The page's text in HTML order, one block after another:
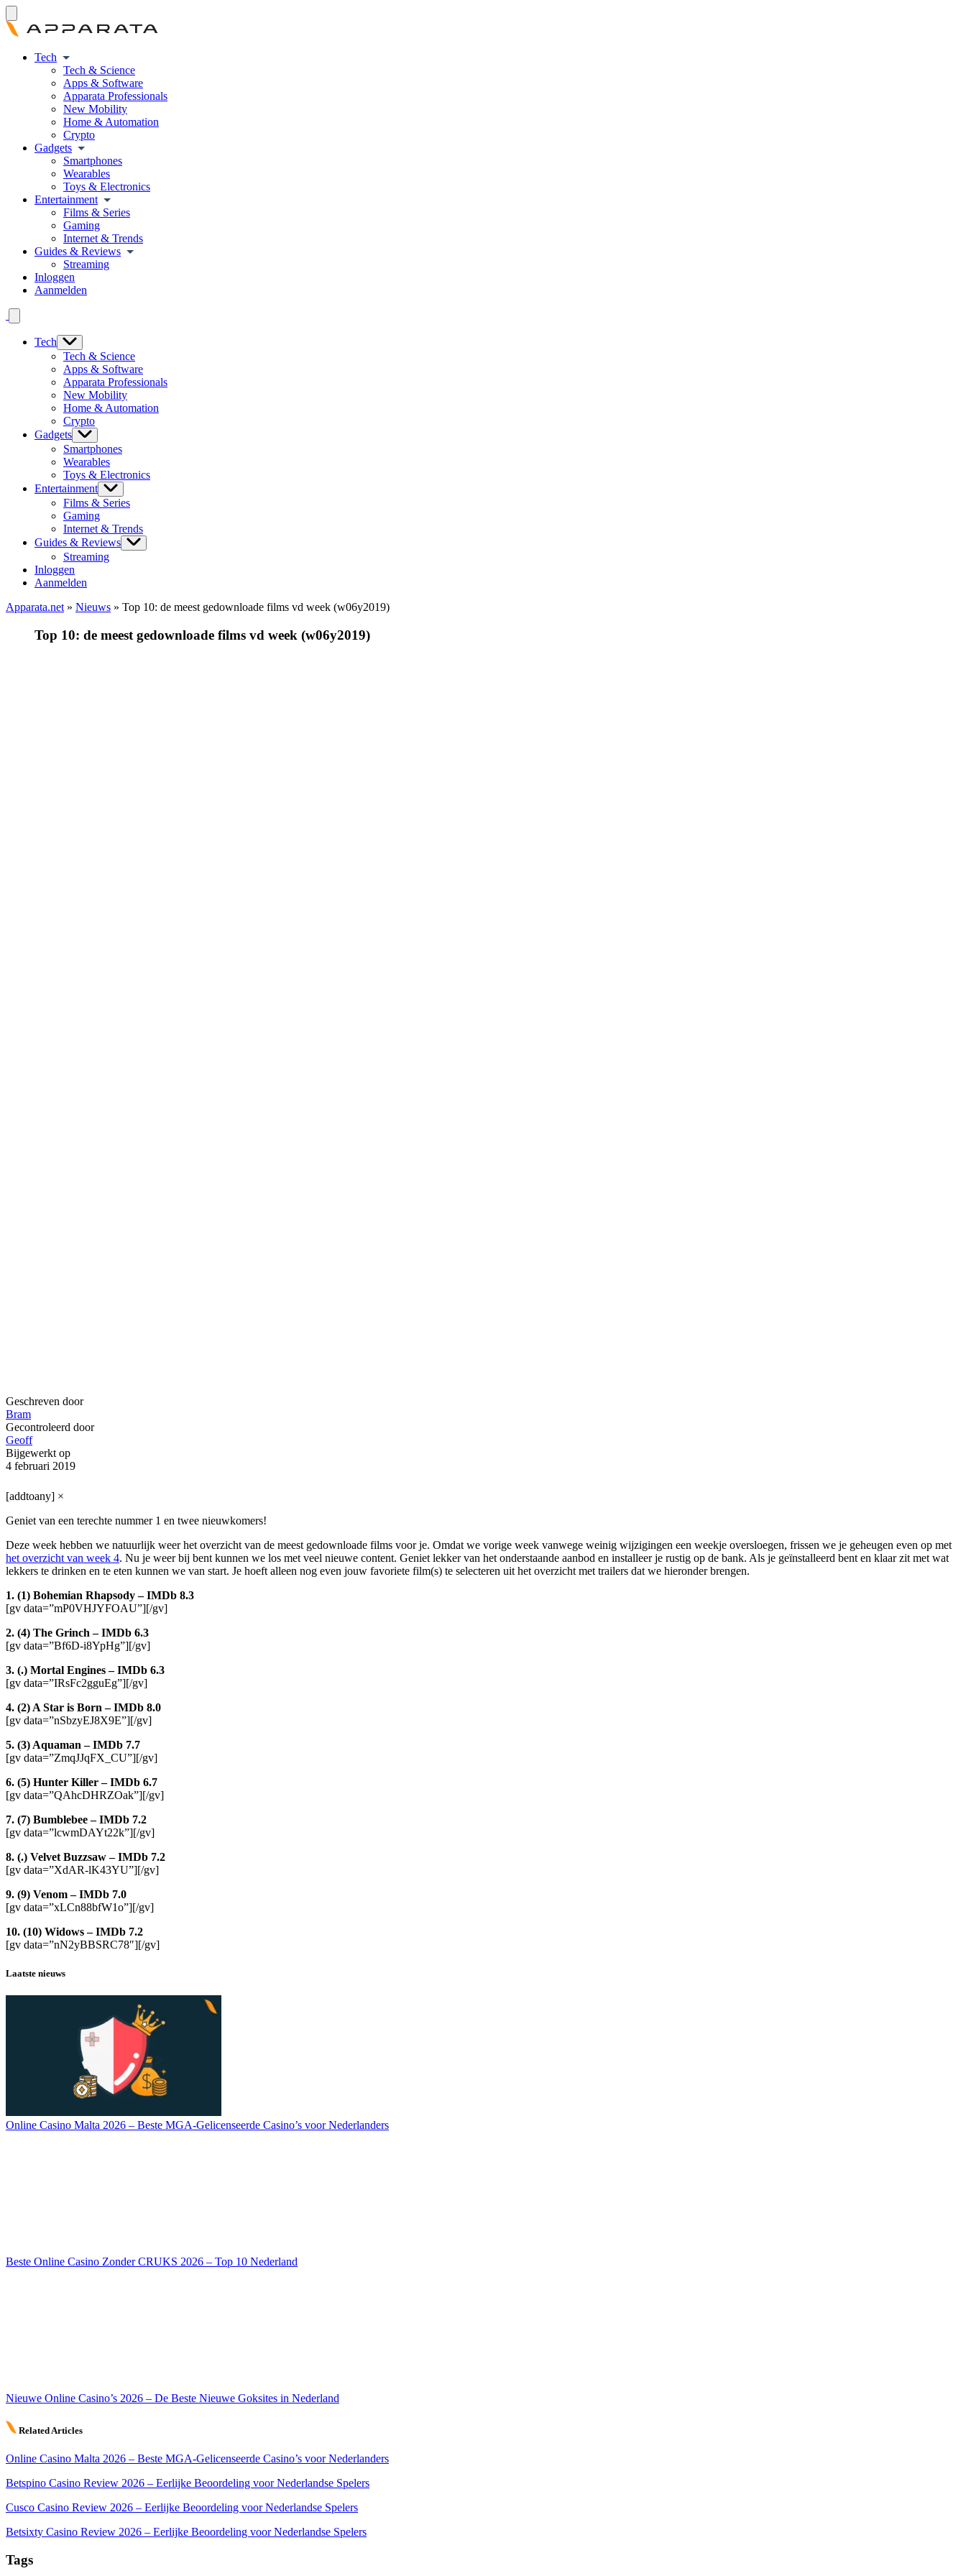
Tech
Tech & Science
Apps & Software
Apparata Professionals
New Mobility
Home & Automation
Crypto
Gadgets
Smartphones
Wearables
Toys & Electronics
Entertainment
Films & Series
Gaming
Internet & Trends
Guides & Reviews
Streaming
Inloggen
Aanmelden
Tech
Tech & Science
Apps & Software
Apparata Professionals
New Mobility
Home & Automation
Crypto
Gadgets
Smartphones
Wearables
Toys & Electronics
Entertainment
Films & Series
Gaming
Internet & Trends
Guides & Reviews
Streaming
Inloggen
Aanmelden
Apparata.net » Nieuws » Top 10: de meest gedownloade films vd week (w06y2019)
Top 10: de meest gedownloade films vd week (w06y2019)
Geschreven door
Bram
Gecontroleerd door
Geoff
Bijgewerkt op
4 februari 2019
[addtoany] ×
Geniet van een terechte nummer 1 en twee nieuwkomers!
Deze week hebben we natuurlijk weer het overzicht van de meest gedownloade films voor je. Omdat we vorige week vanwege weinig wijzigingen een weekje oversloegen, frissen we je geheugen even op met
het overzicht van week 4. Nu je weer bij bent kunnen we los met veel nieuwe content. Geniet lekker van het onderstaande aanbod en installeer je rustig op de bank. Als je geïnstalleerd bent en klaar zit met wat
lekkers te drinken en te eten kunnen we van start. Je hoeft alleen nog even jouw favoriete film(s) te selecteren uit het overzicht met trailers dat we hieronder brengen.
1. (1) Bohemian Rhapsody – IMDb 8.3
[gv data=”mP0VHJYFOAU”][/gv]
2. (4) The Grinch – IMDb 6.3
[gv data=”Bf6D-i8YpHg”][/gv]
3. (.) Mortal Engines – IMDb 6.3
[gv data=”IRsFc2gguEg”][/gv]
4. (2) A Star is Born – IMDb 8.0
[gv data=”nSbzyEJ8X9E”][/gv]
5. (3) Aquaman – IMDb 7.7
[gv data=”ZmqJJqFX_CU”][/gv]
6. (5) Hunter Killer – IMDb 6.7
[gv data=”QAhcDHRZOak”][/gv]
7. (7) Bumblebee – IMDb 7.2
[gv data=”lcwmDAYt22k”][/gv]
8. (.) Velvet Buzzsaw – IMDb 7.2
[gv data=”XdAR-lK43YU”][/gv]
9. (9) Venom – IMDb 7.0
[gv data=”xLCn88bfW1o”][/gv]
10. (10) Widows – IMDb 7.2
[gv data=”nN2yBBSRC78″][/gv]
Laatste nieuws
Online Casino Malta 2026 – Beste MGA-Gelicenseerde Casino’s voor Nederlanders
Beste Online Casino Zonder CRUKS 2026 – Top 10 Nederland
Nieuwe Online Casino’s 2026 – De Beste Nieuwe Goksites in Nederland
Related Articles
Online Casino Malta 2026 – Beste MGA-Gelicenseerde Casino’s voor Nederlanders
Betspino Casino Review 2026 – Eerlijke Beoordeling voor Nederlandse Spelers
Cusco Casino Review 2026 – Eerlijke Beoordeling voor Nederlandse Spelers
Betsixty Casino Review 2026 – Eerlijke Beoordeling voor Nederlandse Spelers
Tags